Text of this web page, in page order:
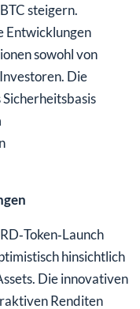
steigern.
Entwicklungen
sowohl von
Die
hinsichtlich
Die innovativen
Renditen